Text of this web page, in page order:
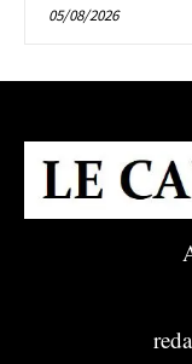
05/08/2026